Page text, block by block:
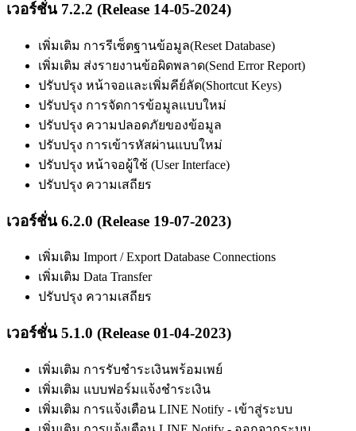
เวอร์ชั่น 7.2.2 (Release 14-05-2024)
เพิ่มเติม การรีเซ็ตฐานข้อมูล(Reset Database)
เพิ่มเติม ส่งรายงานข้อผิดพลาด(Send Error Report)
ปรับปรุง หน้าจอและเพิ่มคีย์ลัด(Shortcut Keys)
ปรับปรุง การจัดการข้อมูลแบบใหม่
ปรับปรุง ความปลอดภัยของข้อมูล
ปรับปรุง การเข้ารหัสผ่านแบบใหม่
ปรับปรุง หน้าจอผู้ใช้ (User Interface)
ปรับปรุง ความเสถียร
เวอร์ชั่น 6.2.0 (Release 19-07-2023)
เพิ่มเติม Import / Export Database Connections
เพิ่มเติม Data Transfer
ปรับปรุง ความเสถียร
เวอร์ชั่น 5.1.0 (Release 01-04-2023)
เพิ่มเติม การรับชำระเงินพร้อมเพย์
เพิ่มเติม แบบฟอร์มแจ้งชำระเงิน
เพิ่มเติม การแจ้งเตือน LINE Notify - เข้าสู่ระบบ